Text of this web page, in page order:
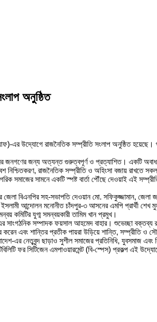
অনুষ্ঠিত
এর উদ্যোগে রাজনৈতিক সম্প্রীতি সংলাপ অনুষ্ঠিত
জনগণের জন্য অত্যন্ত গুরুত্বপূর্ণ ও প্রত্যাশিত। একটি
নিশ্চিতকরণ, রাজনৈতিক সম্প্রীতি ও অহিংসা বজায় রাখতে
সামনে একটি স্পষ্ট বার্তা পৌঁছে দেওয়াই এই
জেলা বিএনপির সহ-সভাপতি দেওয়ান মো. সফিকুজ্জামান,
ইসলামী আন্দোলন মনোনীত চাঁদপুর-৩ আসনের এমপি প্রার্থী
কমিটির যুগ্ম সমন্বয়কারী তামিম খান প্রমুখ।
সাংগঠনিক সম্পাদক ফয়সাল আহমেদ বাহার। শুভেচ্ছা বক্তব্য
এবং শান্তির প্রতীক পায়রা উড়িয়ে শান্তি, সম্প্রীতি ও
এর নেতৃবৃন্দ ছাড়াও সুশীল সমাজের প্রতিনিধি, যুবসমাজ এবং
ফর সিটিজেন এমপাওয়ারমেন্ট (বি-স্পেস) প্রকল্প এই